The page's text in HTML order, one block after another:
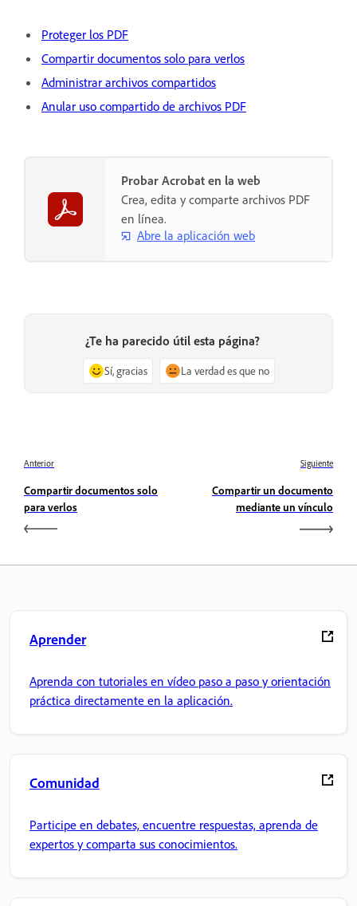
Proteger los PDF
Compartir documentos solo para verlos
Administrar archivos compartidos
Anular uso compartido de archivos PDF
Probar Acrobat en la web
Crea, edita y comparte archivos PDF
en línea.
Abre la aplicación web
¿Te ha parecido útil esta página?
Sí, gracias La verdad es que no
Anterior
Compartir documentos solo
para verlos
Siguiente
Compartir un documento
mediante un vínculo
Aprender
Aprenda con tutoriales en vídeo paso a paso y orientación
práctica directamente en la aplicación.
Comunidad
Participe en debates, encuentre respuestas, aprenda de
expertos y comparta sus conocimientos.